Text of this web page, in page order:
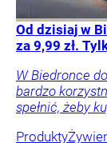
Od dzisiaj w
za 9,99 zł.
W Biedronce
bardzo
spełnić, żeby
Produkty